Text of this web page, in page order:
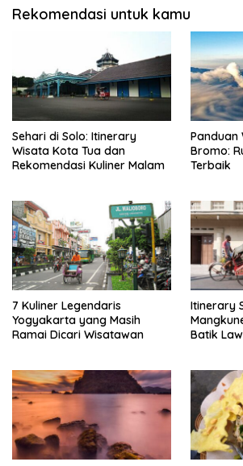
Rekomendasi untuk kamu
Sehari di Solo: Itinerary
Wisata Kota Tua dan
Rekomendasi Kuliner Malam
Panduan
Bromo:
Terbaik
7 Kuliner Legendaris
Yogyakarta yang Masih
Ramai Dicari Wisatawan
Itinerary
Batik